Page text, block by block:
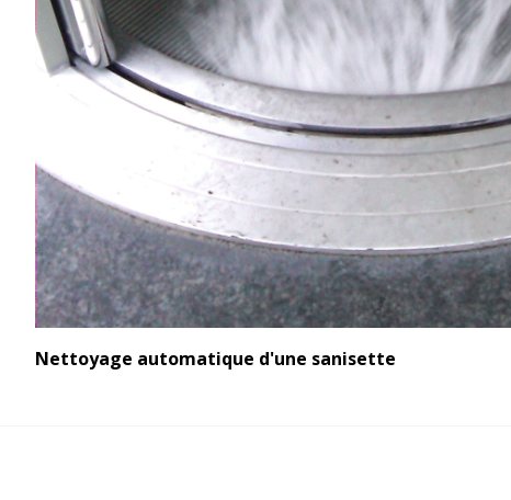
Nettoyage automatique d'une sanisette